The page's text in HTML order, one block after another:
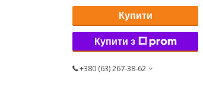
Купити
Купити з
+380 (63) 267-38-62